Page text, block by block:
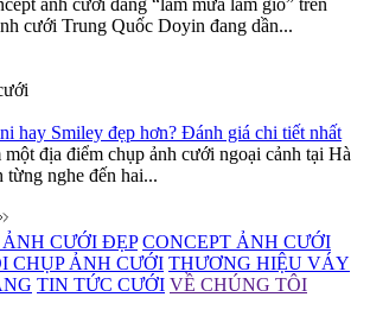
ảnh cưới đang “làm mưa làm gió” trên
cưới Trung Quốc Doyin đang dần...
hay Smiley đẹp hơn? Đánh giá chi tiết nhất
địa điểm chụp ảnh cưới ngoại cảnh tại Hà
từng nghe đến hai...
CƯỚI ĐẸP CONCEPT ẢNH CƯỚI
CHỤP ẢNH CƯỚI THƯƠNG HIỆU VÁY
TIN TỨC CƯỚI VỀ CHÚNG TÔI